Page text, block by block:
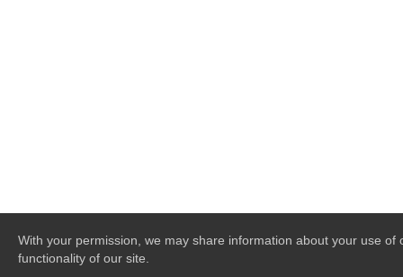
With your permission, we may share information about your use of
functionality of our site.